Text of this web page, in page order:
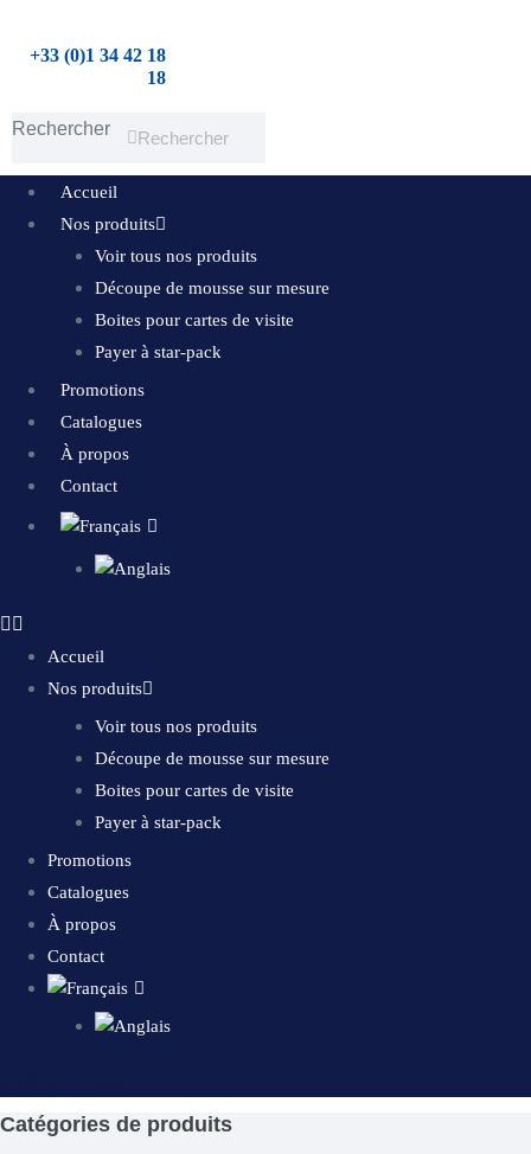
+33 (0)1 34 42 18
18
Rechercher Rechercher
Accueil
Nos produits
Voir tous nos produits
Découpe de mousse sur mesure
Boites pour cartes de visite
Payer à star-pack
Promotions
Catalogues
À propos
Contact
Accueil
Nos produits
Voir tous nos produits
Découpe de mousse sur mesure
Boites pour cartes de visite
Payer à star-pack
Promotions
Catalogues
À propos
Contact
Catégories de produits